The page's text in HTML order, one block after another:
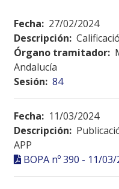
Fecha: 27/02/2024
Descripción:
Órgano tramitador:
Andalucía
Sesión: 84
Fecha: 11/03/2024
Descripción:
APP
BOPA nº 390 - 11/